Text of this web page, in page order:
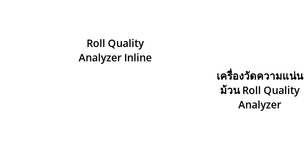
Roll Quality
Analyzer Inline
เครื่องวัดความแน่น
ม้วน Roll Quality
Analyzer